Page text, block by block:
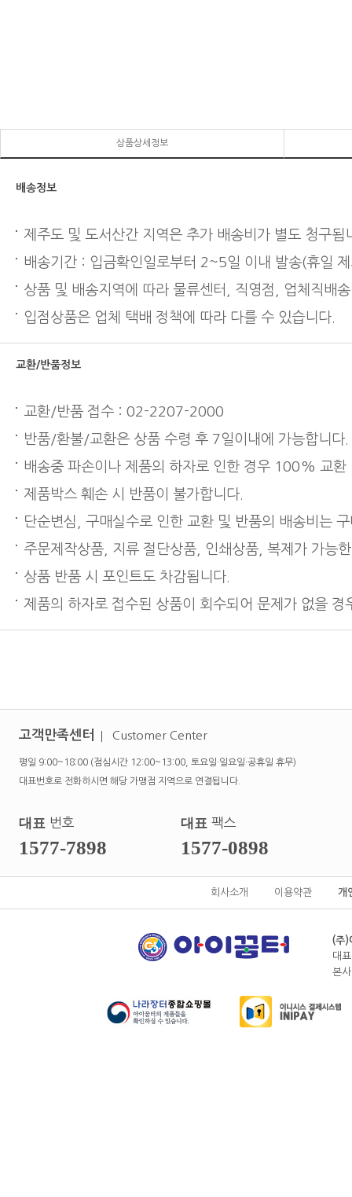
상품상세정보
배송정보
제주도 및 도서산간 지역은 추가 배송비가 별도 청구됩
배송기간 : 입금확인일로부터 2~5일 이내 발송(휴일
상품 및 배송지역에 따라 물류센터, 직영점, 업체직배
입점상품은 업체 택배 정책에 따라 다를 수 있습니다.
교환/반품정보
교환/반품 접수 : 02-2207-2000
반품/환불/교환은 상품 수령 후 7일이내에 가능합니다.
배송중 파손이나 제품의 하자로 인한 경우 100% 교환
제품박스 훼손 시 반품이 불가합니다.
단순변심, 구매실수로 인한 교환 및 반품의 배송비는
주문제작상품, 지류 절단상품, 인쇄상품, 복제가 가능
상품 반품 시 포인트도 차감됩니다.
제품의 하자로 접수된 상품이 회수되어 문제가 없을
고객만족센터 Customer Center
평일 9:00~18:00 (점심시간 12:00~13:00, 토요일·일요일·공휴일 휴무)
대표번호로 전화하시면 해당 가맹점 지역으로 연결됩니다.
대표 번호
1577-7898
대표 팩스
1577-0898
회사소개 이용약관 개
(주)
대
본